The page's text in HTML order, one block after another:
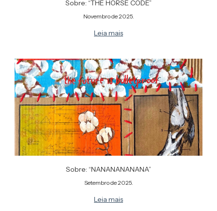
Sobre: “THE HORSE CODE”
Novembro de 2025.
Leia mais
Sobre: “NANANANANANA”
Setembro de 2025.
Leia mais